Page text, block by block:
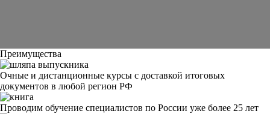
Преимущества
Очные и дистанционные курсы с доставкой итоговых
документов в любой регион РФ
Проводим обучение специалистов по России уже более 25 лет